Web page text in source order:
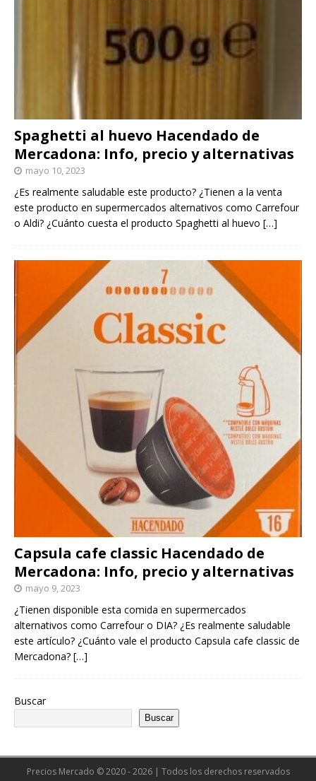
Spaghetti al huevo Hacendado de
Mercadona: Info, precio y alternativas
mayo 10, 2023
¿Es realmente saludable este producto? ¿Tienen a la venta
este producto en supermercados alternativos como Carrefour
o Aldi? ¿Cuánto cuesta el producto Spaghetti al huevo […]
Capsula cafe classic Hacendado de
Mercadona: Info, precio y alternativas
mayo 9, 2023
¿Tienen disponible esta comida en supermercados
alternativos como Carrefour o DIA? ¿Es realmente saludable
este artículo? ¿Cuánto vale el producto Capsula cafe classic de
Mercadona? […]
Buscar
Buscar
Precios Mercado © 2020 - 2026 | Todos los derechos reservados